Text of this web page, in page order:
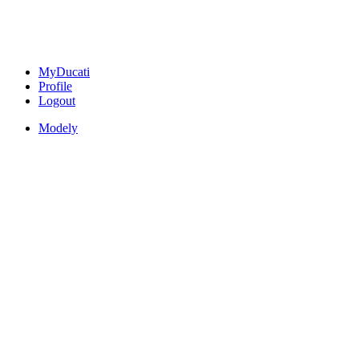
MyDucati
Profile
Logout
Modely